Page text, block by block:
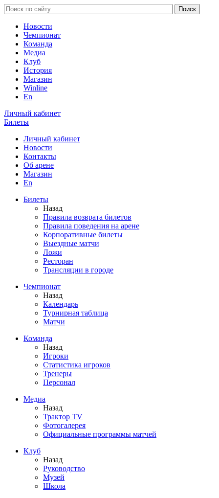
Новости
Чемпионат
Команда
Медиа
Клуб
История
Магазин
Winline
En
Личный кабинет
Билеты
Личный кабинет
Новости
Контакты
Об арене
Магазин
En
Билеты
Назад
Правила возврата билетов
Правила поведения на арене
Корпоративные билеты
Выездные матчи
Ложи
Ресторан
Трансляции в городе
Чемпионат
Назад
Календарь
Турнирная таблица
Матчи
Команда
Назад
Игроки
Статистика игроков
Тренеры
Персонал
Медиа
Назад
Трактор TV
Фотогалерея
Официальные программы матчей
Клуб
Назад
Руководство
Музей
Школа